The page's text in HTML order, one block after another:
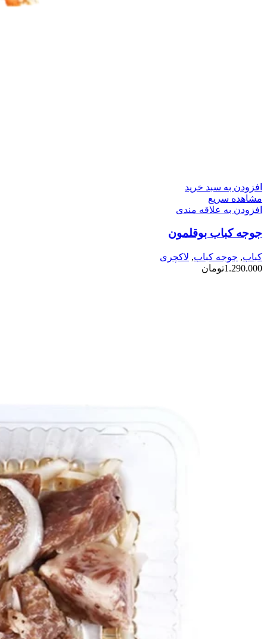
افزودن به سبد خرید
مشاهده سریع
افزودن به علاقه مندی
جوجه کباب بوقلمون
کباب, جوجه کباب, لاکچری
1.290.000تومان